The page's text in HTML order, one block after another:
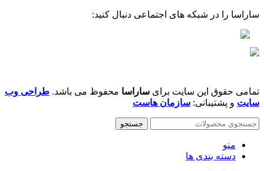
ساراسا را در شبکه های اجتماعی دنبال کنید:
تمامی حقوق این سایت برای ساراسا محفوظ می باشد. طراحی وب
سایت و پشتیبانی: سازمان هاست
جستجو
منو
دسته بندی ها